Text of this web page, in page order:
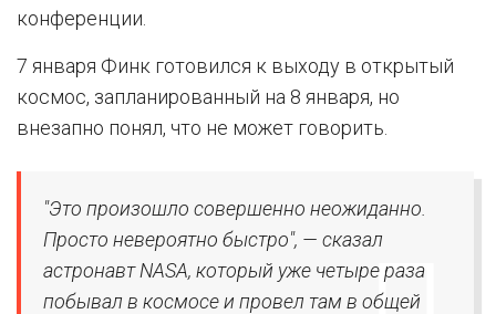
конференции.
7 января Финк готовился к выходу в открытый
космос, запланированный на 8 января, но
внезапно понял, что не может говорить.
"Это произошло совершенно неожиданно.
Просто невероятно быстро", — сказал
астронавт NASA, который уже четыре раза
побывал в космосе и провел там в общей